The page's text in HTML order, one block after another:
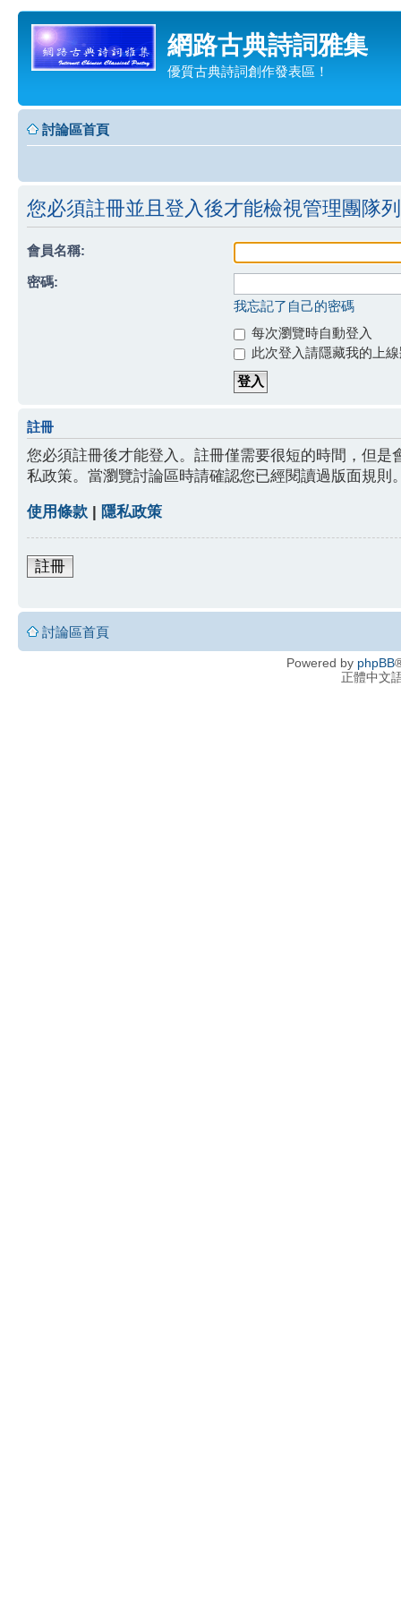
網路古典詩詞雅集
優質古典詩詞創作發表區！
討論區首頁
您必須註冊並且登入後才能檢視管理團隊
會員名稱:
密碼:
我忘記了自己的密碼
每次瀏覽時自動登入
此次登入請隱藏我的上
註冊
您必須註冊後才能登入。註冊僅需要很短的時間，但
私政策。當瀏覽討論區時請確認您已經閱讀過版面規則
使用條款 | 隱私政策
註冊
討論區首頁
Powered by phpBB
正體中文